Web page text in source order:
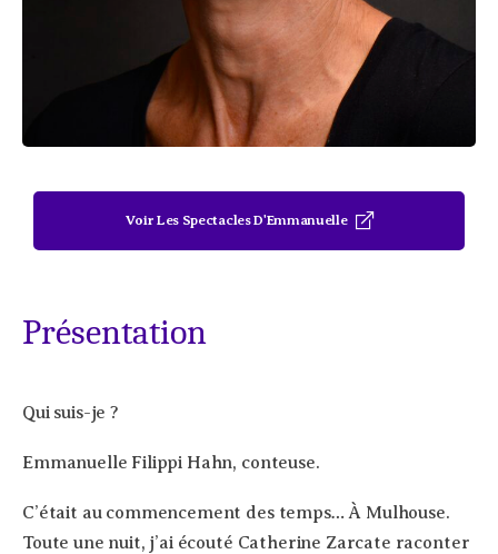
Voir Les Spectacles D'Emmanuelle
Présentation
Qui suis-je ?
Emmanuelle Filippi Hahn, conteuse.
C’était au commencement des temps… À Mulhouse.
Toute une nuit, j’ai écouté Catherine Zarcate raconter